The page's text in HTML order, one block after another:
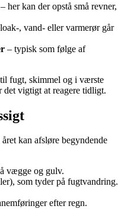
– her kan der opstå små revner,
, vand- eller varmerør går
– typisk som følge af
fugt, skimmel og i værste
vigtigt at reagere tidligt.
kan afsløre begyndende
vægge og gulv.
som tyder på fugtvandring.
efter regn.